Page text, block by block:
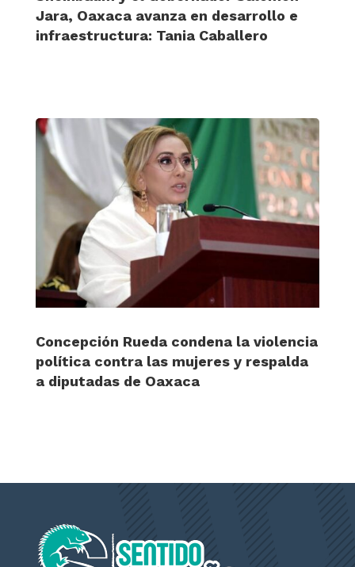
Jara, Oaxaca avanza en desarrollo e
infraestructura: Tania Caballero
Concepción Rueda condena la violencia
política contra las mujeres y respalda
a diputadas de Oaxaca